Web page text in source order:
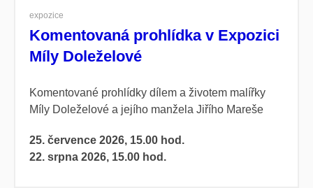
expozice
Komentovaná prohlídka v Expozici
Míly Doleželové
Komentované prohlídky dílem a životem malířky
Míly Doleželové a jejího manžela Jiřího Mareše
25. července 2026, 15.00 hod.
22. srpna 2026, 15.00 hod.